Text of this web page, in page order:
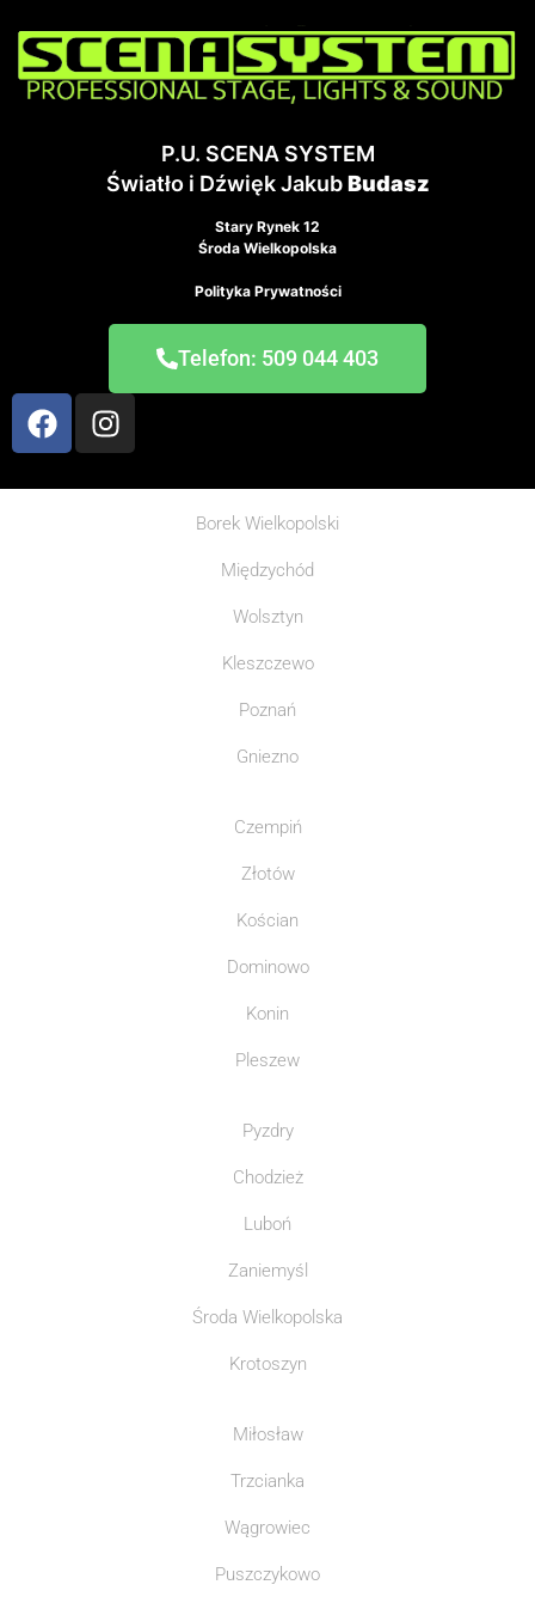
P.U. SCENA SYSTEM
Światło i Dźwięk JakubBudasz
Stary Rynek 12
Środa Wielkopolska
Polityka Prywatności
Telefon: 509 044 403
Borek Wielkopolski
Międzychód
Wolsztyn
Kleszczewo
Poznań
Gniezno
Czempiń
Złotów
Kościan
Dominowo
Konin
Pleszew
Pyzdry
Chodzież
Luboń
Zaniemyśl
Środa Wielkopolska
Krotoszyn
Miłosław
Trzcianka
Wągrowiec
Puszczykowo